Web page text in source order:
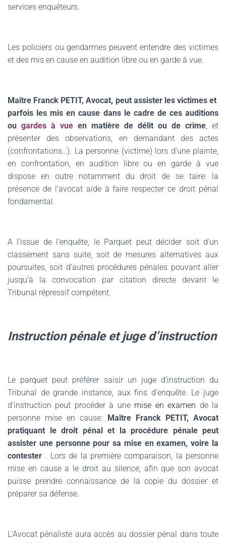
services enquêteurs.
Les policiers ou gendarmes peuvent entendre des victimes
et des mis en cause en audition libre ou en garde à vue.
Maître Franck PETIT, Avocat, peut assister les victimes et
parfois les mis en cause dans le cadre de ces auditions
ou gardes à vue en matière de délit ou de crime, et
présenter des observations, en demandant des actes
(confrontations…). La personne (victime) lors d’une plainte,
en confrontation, en audition libre ou en garde à vue
dispose en outre notamment du droit de se taire: la
présence de l’avocat aide à faire respecter ce droit pénal
fondamental.
A l’issue de l’enquête, le Parquet peut décider soit d’un
classement sans suite, soit de mesures alternatives aux
poursuites, soit d’autres procédures pénales pouvant aller
jusqu’à la convocation par citation directe devant le
Tribunal répressif compétent.
Instruction pénale et juge d’instruction
Le parquet peut préférer saisir un juge d’instruction du
Tribunal de grande instance, aux fins d’enquête. Le juge
d’instruction peut procéder à une mise en examen de la
personne mise en cause:
Maître Franck PETIT, Avocat
pratiquant le droit pénal et la procédure pénale peut
assister une personne pour sa mise en examen, voire la
contester . Lors de la première comparaison, la personne
mise en cause a le droit au silence, afin que son avocat
puisse prendre connaissance de la copie du dossier et
préparer sa défense.
L’Avocat pénaliste aura accès au dossier pénal dans toute